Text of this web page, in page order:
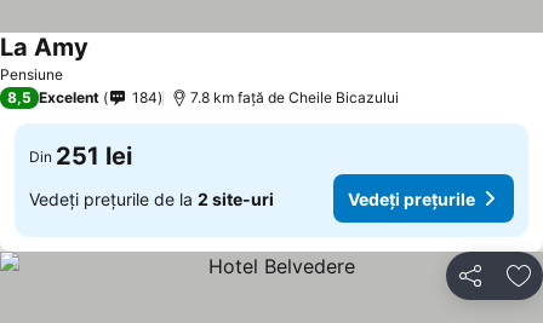
Pensiune
La Amy
8,5 Excelent 184 7.8 km faţă de Cheile Bicazului
Din 251 lei
Vedeți prețurile de la 2 site-uri Vedeți prețurile
Distribuiți